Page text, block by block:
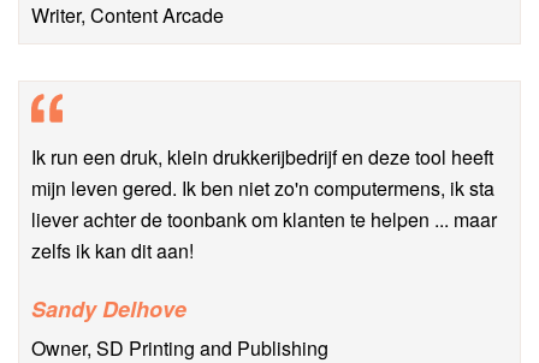
Writer, Content Arcade
Ik run een druk, klein drukkerijbedrijf en deze tool heeft
mijn leven gered. Ik ben niet zo'n computermens, ik sta
liever achter de toonbank om klanten te helpen ... maar
zelfs ik kan dit aan!
Sandy Delhove
Owner, SD Printing and Publishing